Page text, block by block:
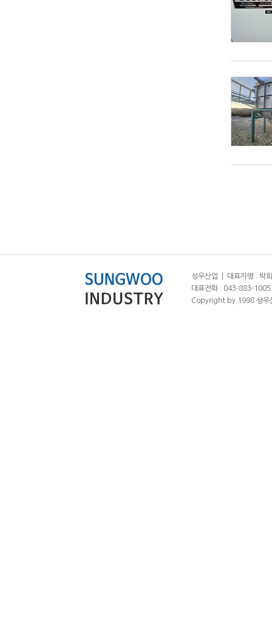
성우산업 | 대표자명 : 박
대표전화 : 043-883-
Copyright by 1998 성